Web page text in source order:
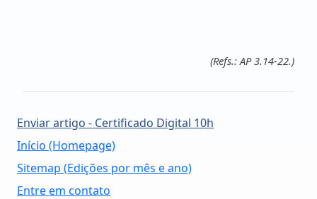
(Refs.: AP 3.14-22.)
Enviar artigo - Certificado Digital 10h
Início (Homepage)
Sitemap (Edições por mês e ano)
Entre em contato